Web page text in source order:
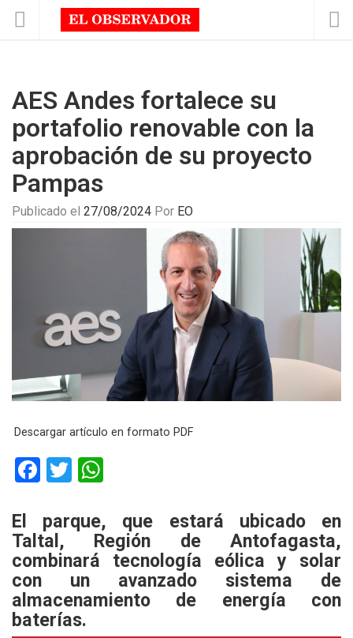
AES Andes fortalece su
portafolio renovable con la
aprobación de su proyecto
Pampas
Publicado el 27/08/2024 Por EO
Descargar artículo en formato PDF
F
ce
b
o
o
k
T
tt at
s
A
p
El parque, que estará ubicado en
Taltal, Región de Antofagasta,
combinará tecnología eólica y solar
con un avanzado sistema de
almacenamiento de energía con
baterías.